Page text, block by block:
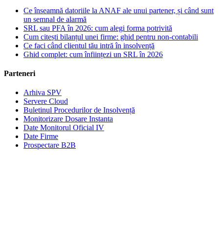
Ce înseamnă datoriile la ANAF ale unui partener, și când sunt
un semnal de alarmă
SRL sau PFA în 2026: cum alegi forma potrivită
Cum citești bilanțul unei firme: ghid pentru non-contabili
Ce faci când clientul tău intră în insolvență
Ghid complet: cum înființezi un SRL în 2026
Parteneri
Arhiva SPV
Servere Cloud
Buletinul Procedurilor de Insolvență
Monitorizare Dosare Instanta
Date Monitorul Oficial IV
Date Firme
Prospectare B2B